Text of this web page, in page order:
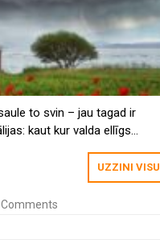
to svin – jau tagad ir
kaut kur valda ellīgs
nobažījušies par nākotni.
UZZINI VISU